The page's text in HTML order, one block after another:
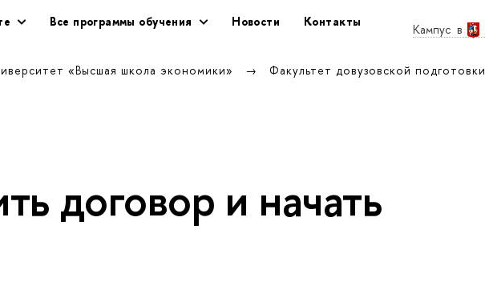
се программы обучения Новости
Контакты
Кампус
«Высшая школа экономики» Факультет довузовской подготовки
договор и начать